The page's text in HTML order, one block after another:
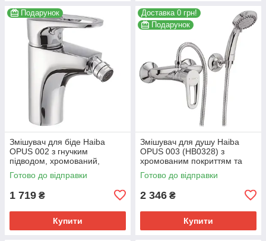
Подарунок
Змішувач для біде Haiba
OPUS 002 з гнучким
підводом, хромований,
латунь (HB0327)
Готово до відправки
1 719 ₴
Купити
Доставка 0 грн!
Подарунок
Змішувач для душу Haiba
OPUS 003 (HB0328) з
хромованим покриттям та
шлангом 150 см (HB0328)
Готово до відправки
2 346 ₴
Купити